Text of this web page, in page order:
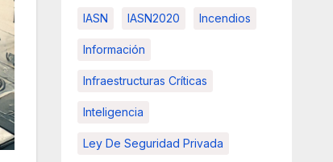
IASN IASN2020 Incendios
Información
Infraestructuras Críticas
Inteligencia
Ley De Seguridad Privada